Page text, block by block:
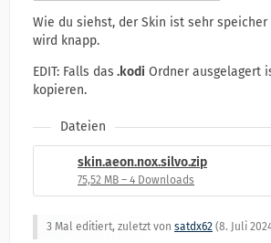
Wie du siehst, der Skin ist sehr speicher
wird knapp.
EDIT: Falls das .kodi Ordner ausgelagert
kopieren.
Dateien
skin.aeon.nox.silvo.zip
75,52 MB – 4 Downloads
3 Mal editiert, zuletzt von satdx62 (8. Juli